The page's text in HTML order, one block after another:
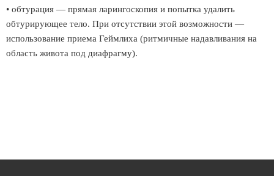
• обтурация — прямая ларингоскопия и попытка удалить
обтурирующее тело. При отсутствии этой возможности —
использование приема Геймлиха (ритмичные надавливания на
область живота под диафрагму).